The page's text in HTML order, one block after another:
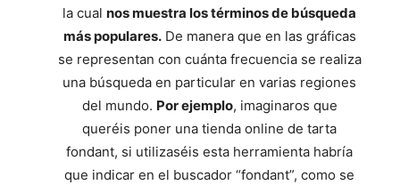
la cual nos muestra los términos de búsqueda
más populares.De manera que en las gráficas
se representan con cuánta frecuencia se realiza
una búsqueda en particular en varias regiones
del mundo. Por ejemplo, imaginaros que
queréis poner una tienda online de tarta
fondant, si utilizaséis esta herramienta habría
que indicar en el buscador “fondant”, como se